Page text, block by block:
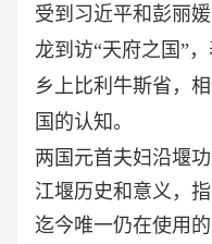
受到习近平和彭丽
龙到访“天府之国”
乡上比利牛斯省，
国的认知。
两国元首夫妇沿堰
江堰历史和意义，
迄今唯一仍在使用